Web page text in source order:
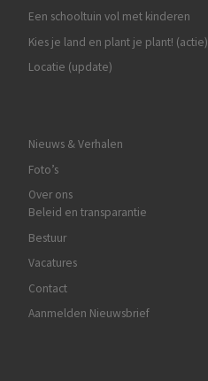
Een schooltuin vol met kinderen
Kies je land en plant je plant! (actie)
Locatie (update)
Nieuws & Verhalen
Foto’s
Over ons
Beleid en transparantie
Bestuur
Vacatures
Contact
Aanmelden Nieuwsbrief